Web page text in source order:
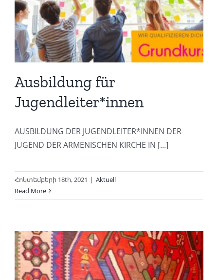
Ausbildung für
Jugendleiter*innen
AUSBILDUNG DER JUGENDLEITER*INNEN DER
JUGEND DER ARMENISCHEN KIRCHE IN [...]
Հոկտեմբերի 18th, 2021 | Aktuell
Read More